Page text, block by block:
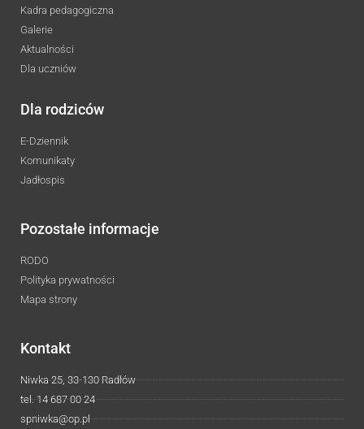
Kadra pedagogiczna
Galerie
Aktualności
Dla uczniów
Dla rodziców
E-Dziennik
Komunikaty
Jadłospis
Pozostałe informacje
RODO
Polityka prywatności
Mapa strony
Kontakt
Niwka 25, 33-130 Radłów
tel. 14 687 00 24
spniwka@op.pl